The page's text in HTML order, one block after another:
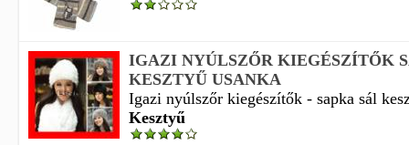
IGAZI NYÚLSZŐR KIEGÉSZÍTŐK
KESZTYŰ USANKA
Igazi nyúlszőr kiegészítők - sapka sál
Kesztyű